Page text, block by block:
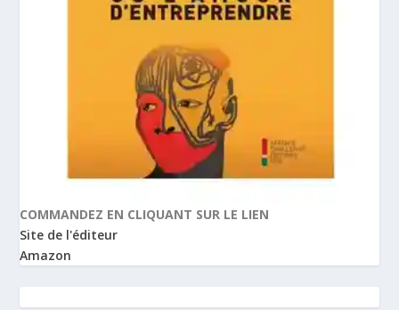
COMMANDEZ EN CLIQUANT SUR LE LIEN
Site de l'éditeur
Amazon